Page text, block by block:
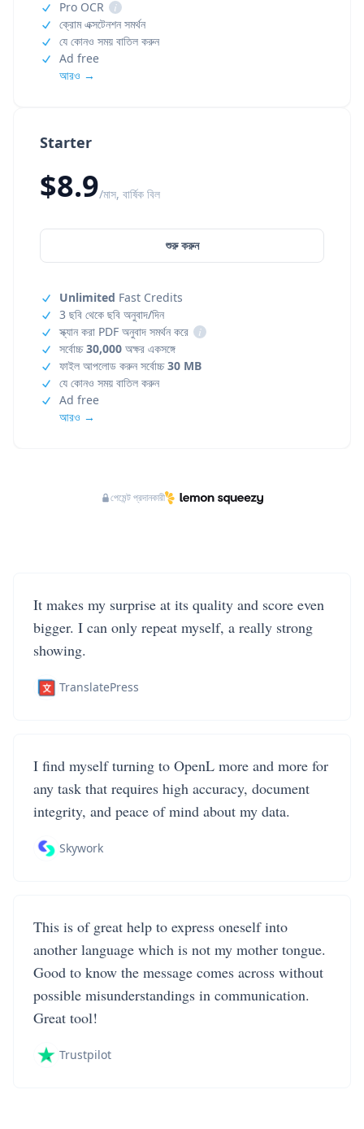
Starter
$8.9/মাস, বার্ষিক বিল
শুরু করুন
Unlimited Fast Credits
3 ছবি থেকে ছবি অনুবাদ/দিন
স্ক্যান করা PDF অনুবাদ সমর্থন করে
i
সর্বোচ্চ30,000 অক্ষর একসঙ্গে
ফাইল আপলোড করুন সর্বোচ্চ30 MB
যে কোনও সময় বাতিল করুন
Ad free
আরও →
Pro OCR
i
ক্রোম এক্সটেনশন সমর্থন
যে কোনও সময় বাতিল করুন
Ad free
আরও →
পেমেন্ট প্রদানকারী
It makes my surprise at its quality and score even
bigger. I can only repeat myself, a really strong
showing.
TranslatePress
I find myself turning to OpenL more and more for
any task that requires high accuracy, document
integrity, and peace of mind about my data.
Skywork
This is of great help to express oneself into
another language which is not my mother tongue.
Good to know the message comes across without
possible misunderstandings in communication.
Great tool!
Trustpilot